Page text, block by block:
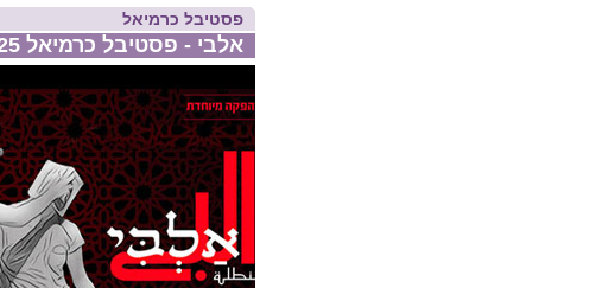
פסטיבל כרמיאל
אלבי - פסטיבל כרמיאל 2025